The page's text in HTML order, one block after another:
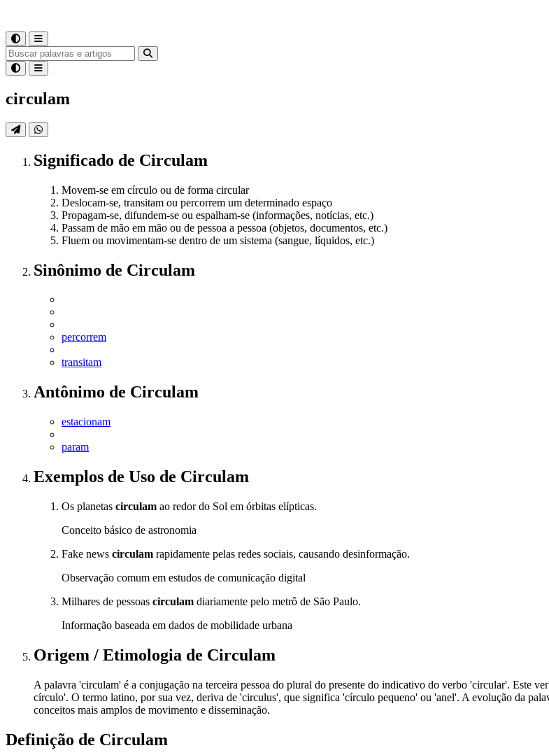
circulam
Significado de Circulam
Movem-se em círculo ou de forma circular
Deslocam-se, transitam ou percorrem um determinado espaço
Propagam-se, difundem-se ou espalham-se (informações, notícias, etc.)
Passam de mão em mão ou de pessoa a pessoa (objetos, documentos, etc.)
Fluem ou movimentam-se dentro de um sistema (sangue, líquidos, etc.)
Sinônimo de Circulam
percorrem
transitam
Antônimo de Circulam
estacionam
param
Exemplos de Uso de Circulam
Os planetas circulam ao redor do Sol em órbitas elípticas.
Conceito básico de astronomia
Fake news circulam rapidamente pelas redes sociais, causando desinformação.
Observação comum em estudos de comunicação digital
Milhares de pessoas circulam diariamente pelo metrô de São Paulo.
Informação baseada em dados de mobilidade urbana
Origem / Etimologia de Circulam
A palavra 'circulam' é a conjugação na terceira pessoa do plural do presente do indicativo do verbo 'circular'. Este
círculo'. O termo latino, por sua vez, deriva de 'circulus', que significa 'círculo pequeno' ou 'anel'. A evolução da
conceitos mais amplos de movimento e disseminação.
Definição de Circulam